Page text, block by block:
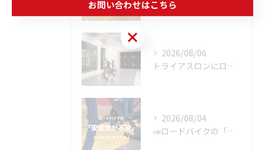
2026/08/06
トライアスロンにロードバイクはどこまで使える？
2026/08/04
📣ロードバイクの「安定性が不安」という方にオススメ👍
お問い合わせはこちら
お問い合わせはこちら